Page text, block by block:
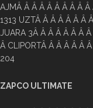
AJMÂ Â Â Â Â Â Â Â Â
1313 UZTÂ Â Â Â Â Â Â
JUARA 3Â Â Â Â Â Â Â
Â CLIPORTÂ Â Â Â Â Â
204
ZAPCO ULTIMATE